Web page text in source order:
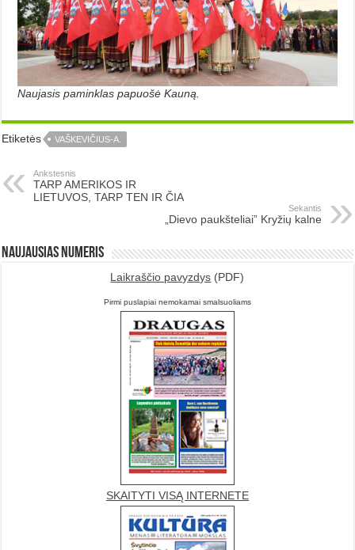
Naujasis paminklas papuošė Kauną.
Etiketės VAŠKEVIČIUS-A.
Ankstesnis
TARP AMERIKOS IR
LIETUVOS, TARP TEN IR ČIA
Sekantis
„Dievo paukšteliai” Kryžių kalne
Naujausias numeris
Laikraščio pavyzdys (PDF)
Pirmi puslapiai nemokamai smalsuoliams
SKAITYTI VISĄ INTERNETE